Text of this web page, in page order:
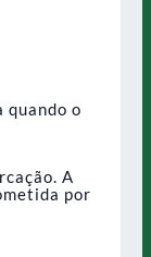
quando o
A
por